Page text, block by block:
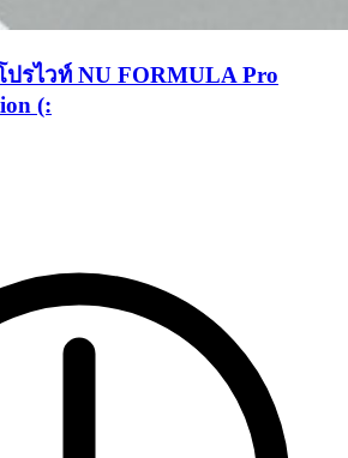
รไวท์ NU FORMULA Pro
(: